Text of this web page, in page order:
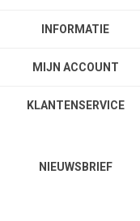
INFORMATIE
MIJN ACCOUNT
KLANTENSERVICE
NIEUWSBRIEF